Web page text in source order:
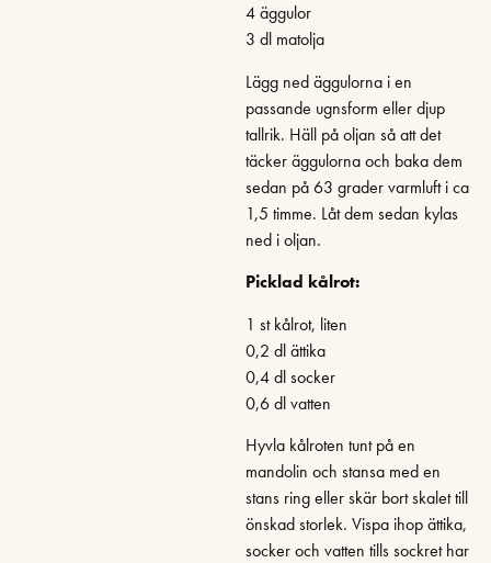
4 äggulor
3 dl matolja
Lägg ned äggulorna i en
passande ugnsform eller djup
tallrik. Häll på oljan så att det
täcker äggulorna och baka dem
sedan på 63 grader varmluft i ca
1,5 timme. Låt dem sedan kylas
ned i oljan.
Picklad kålrot:
1 st kålrot, liten
0,2 dl ättika
0,4 dl socker
0,6 dl vatten
Hyvla kålroten tunt på en
mandolin och stansa med en
stans ring eller skär bort skalet till
önskad storlek. Vispa ihop ättika,
socker och vatten tills sockret har